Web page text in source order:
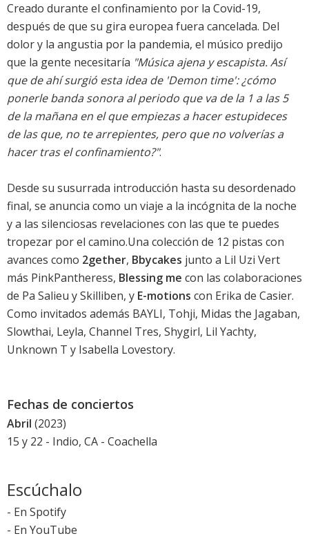
Creado durante el confinamiento por la Covid-19,
después de que su gira europea fuera cancelada. Del
dolor y la angustia por la pandemia, el músico predijo
que la gente necesitaría "Música ajena y escapista. Así
que de ahí surgió esta idea de 'Demon time': ¿cómo
ponerle banda sonora al periodo que va de la 1 a las 5
de la mañana en el que empiezas a hacer estupideces
de las que, no te arrepientes, pero que no volverías a
hacer tras el confinamiento?".
Desde su susurrada introducción hasta su desordenado
final, se anuncia como un viaje a la incógnita de la noche
y a las silenciosas revelaciones con las que te puedes
tropezar por el camino.Una colección de 12 pistas con
avances como 2gether, Bbycakes junto a Lil Uzi Vert
más PinkPantheress, Blessing me con las colaboraciones
de Pa Salieu y Skilliben, y E-motions con Erika de Casier.
Como invitados además BAYLI, Tohji, Midas the Jagaban,
Slowthai, Leyla, Channel Tres, Shygirl, Lil Yachty,
Unknown T y Isabella Lovestory.
Fechas de conciertos
Abril (2023)
15 y 22 - Indio, CA - Coachella
Escúchalo
- En Spotify
- En YouTube